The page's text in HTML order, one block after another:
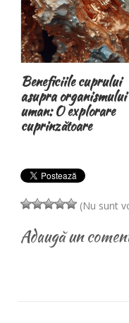
Beneficiile cuprului
asupra organismului
uman: O explorare
cuprinzătoare
(Nu sunt
Adaugă un